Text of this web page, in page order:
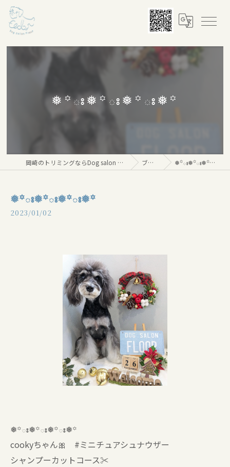
❅꙳ః❅꙳ః❅꙳ః❅꙳
岡崎のトリミングならDog salon Floor ブログ ❅꙳ః❅꙳ః❅꙳ః❅꙳
❅꙳ః❅꙳ః❅꙳ః❅꙳
2023/01/02
❅꙳ః❅꙳ః❅꙳ః❅꙳
cookyちゃん🎀 #ミニチュアシュナウザー
シャンプーカットコース✂️